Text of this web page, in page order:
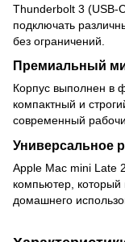
Thunderbolt 3 (USB-
подключать
без ограничений.
Премиальный
Корпус выполнен в
компактный и
современный
Универсальное
Apple Mac mini Late
компьютер,
домашнего